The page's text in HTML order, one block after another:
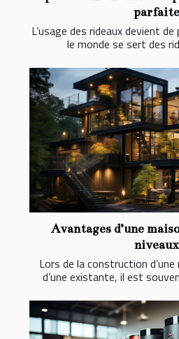
parfaite
L’usage des rideaux devient
le monde se sert des
Avantages d’une
niveaux
Lors de la construction d’une
d’une existante, il est